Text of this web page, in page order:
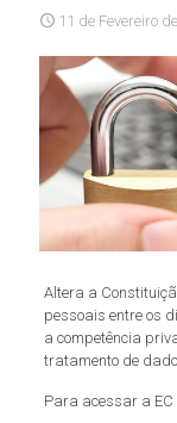
11 de Fevereiro
Altera a
pessoais entre os
a competência
tratamento de
Para acessar a EC